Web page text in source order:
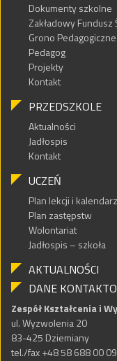
Dokumenty szkolne
Zakładowy
Grono Pedagogiczne
Pedagog
Projekty
Kontakt
PRZEDSZKOLE
Aktualności
Jadłospis
Kontakt
UCZEŃ
Plan lekcji i
Plan zastępstw
Wolontariat
Jadłospis – szkoła
AKTUALNOŚCI
DANE
Zespół Kształcenia i
ul. Wyzwolenia 20
83-425 Dziemiany
tel./fax +48 58 688 00 09